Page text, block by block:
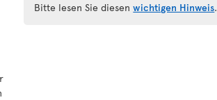
Bitte lesen Sie diesenwichtigen Hinweis.